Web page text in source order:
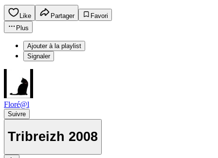
Like Partager
Favori
Plus
Ajouter à la playlist
Signaler
Floré@l
Suivre
Tribreizh 2008